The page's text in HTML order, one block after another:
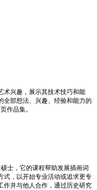
兴趣，展示其技术技巧和能
全部想法、兴趣、经验和能力的
作品集。
，它的课程帮助发展插画词
式，以开始专业活动或追求更专
作并与他人合作，通过历史研究